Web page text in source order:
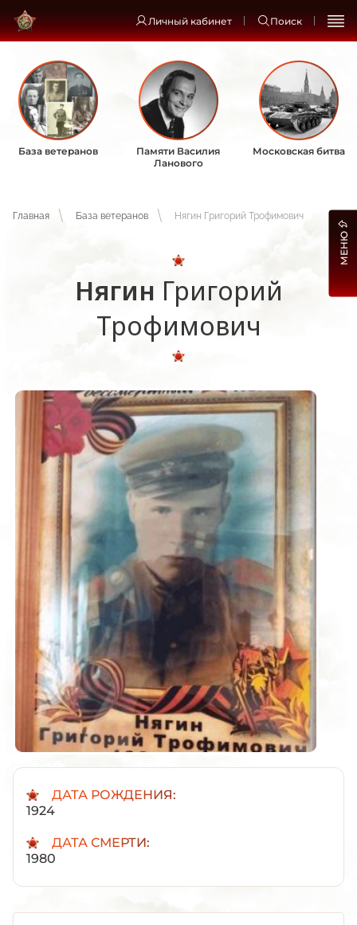
Личный кабинет Поиск
База ветеранов
Памяти Василия
Ланового
Московская битва
Главная База ветеранов Нягин Григорий Трофимович
Нягин Григорий
Трофимович
ДАТА РОЖДЕНИЯ:
1924
ДАТА СМЕРТИ:
1980
МЕНЮ